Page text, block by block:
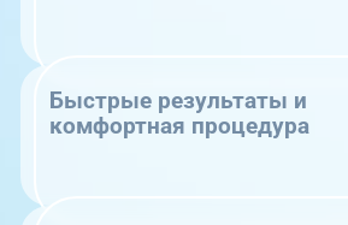
Быстрые результаты и
комфортная процедура